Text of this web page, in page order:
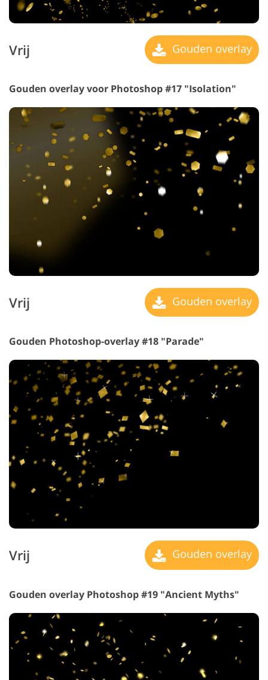
Vrij Gouden overlay
Gouden overlay voor Photoshop #17 "Isolation"
Vrij Gouden overlay
Gouden Photoshop-overlay #18 "Parade"
Vrij Gouden overlay
Gouden overlay Photoshop #19 "Ancient Myths"